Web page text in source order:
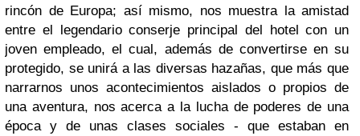
rincón de Europa; así mismo, nos muestra la amistad
entre el legendario conserje principal del hotel con un
joven empleado, el cual, además de convertirse en su
protegido, se unirá a las diversas hazañas, que más que
narrarnos unos acontecimientos aislados o propios de
una aventura, nos acerca a la lucha de poderes de una
época y de unas clases sociales - que estaban en